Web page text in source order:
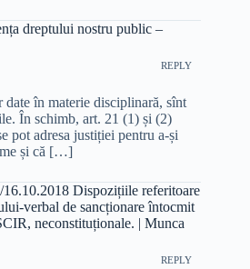
dreptului nostru public –
REPLY
în materie disciplinară, sînt
În schimb, art. 21 (1) și (2)
pot adresa justiției pentru a-și
și că […]
Dispozițiile referitoare
verbal de sancționare întocmit
neconstituționale. | Munca
REPLY